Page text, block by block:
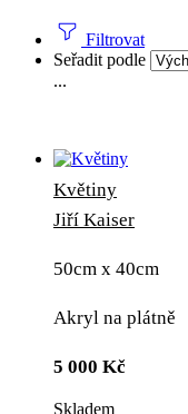
Filtrovat
Seřadit podle
...
Květiny
Jiří Kaiser
50cm x 40cm
Akryl na plátně
5 000 Kč
Skladem